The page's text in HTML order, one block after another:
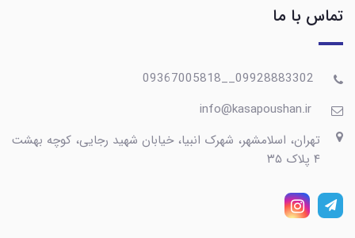
تماس با ما
تهران، اسلامشهر، شهرک انبیا، خیابان شهید رجایی، کوچه بهشت
۴ پلاک ۳۵